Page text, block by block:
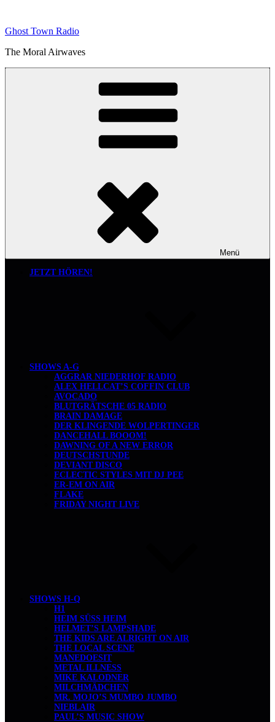
springen
Ghost Town Radio
The Moral Airwaves
Menü
JETZT HÖREN!
SHOWS A-G
AGGRAR NIEDERHOF RADIO
ALEX HELLCAT’S COFFIN CLUB
AVOCADO
BLUTGRÄTSCHE 05 RADIO
BRAIN DAMAGE
DER KLINGENDE WOLPERTINGER
DANCEHALL BOOOM!
DAWNING OF A NEW ERROR
DEUTSCHSTUNDE
DEVIANT DISCO
ECLECTIC STYLES MIT DJ PEE
ER-EM ON AIR
FLAKE
FRIDAY NIGHT LIVE
SHOWS H-Q
H1
HEIM SÜSS HEIM
HELMET’S LAMPSHADE
THE KIDS ARE ALRIGHT ON AIR
THE LOCAL SCENE
MANEDOESIT
METAL ILLNESS
MIKE KALODNER
MILCHMÄDCHEN
MR. MOJO’S MUMBO JUMBO
NIEBLAIR
PAUL’S MUSIC SHOW